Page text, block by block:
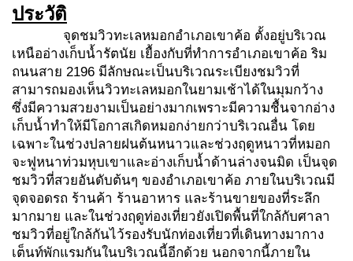
ประวัติ
จุดชมวิวทะเลหมอกอำเภอเขาค้อ ตั้งอยู่บริเวณ
เหนืออ่างเก็บน้ำรัตนัย เยื้องกับที่ทำการอำเภอเขาค้อ ริม
ถนนสาย 2196 มีลักษณะเป็นบริเวณระเบียงชมวิวที่
สามารถมองเห็นวิวทะเลหมอกในยามเช้าได้ในมุมกว้าง
ซึ่งมีความสวยงามเป็นอย่างมากเพราะมีความชื้นจากอ่าง
เก็บน้ำทำให้มีโอกาสเกิดหมอกง่ายกว่าบริเวณอื่น โดย
เฉพาะในช่วงปลายฝนต้นหนาวและช่วงฤดูหนาวที่หมอก
จะฟูหนาท่วมหุบเขาและอ่างเก็บน้ำด้านล่างจนมิด เป็นจุด
ชมวิวที่สวยอันดับต้นๆ ของอำเภอเขาค้อ ภายในบริเวณมี
จุดจอดรถ ร้านค้า ร้านอาหาร และร้านขายของที่ระลึก
มากมาย และในช่วงฤดูท่องเที่ยวยังเปิดพื้นที่ใกล้กับศาลา
ชมวิวที่อยู่ใกล้กันไว้รองรับนักท่องเที่ยวที่เดินทางมากาง
เต็นท์พักแรมกันในบริเวณนี้อีกด้วย นอกจากนี้ภายใน